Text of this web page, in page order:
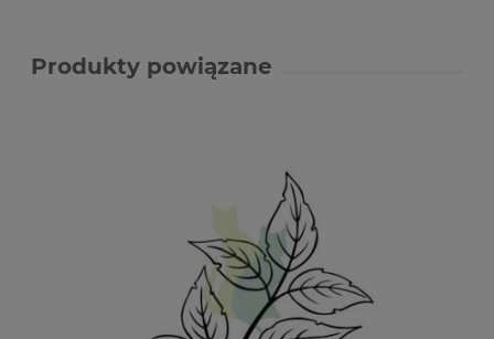
Produkty powiązane